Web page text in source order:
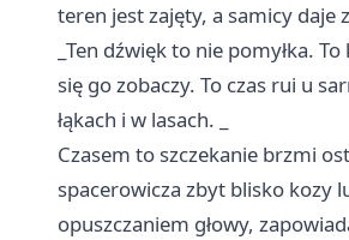
teren jest zajęty, a samicy daje
_Ten dźwięk to nie pomyłka.
się go zobaczy. To czas rui u
łąkach i w lasach. _
Czasem to szczekanie brzmi
spacerowicza zbyt blisko kozy
opuszczaniem głowy,